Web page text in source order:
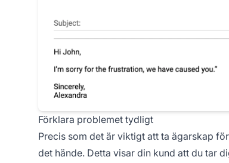
Förklara problemet tydligt
Precis som det är viktigt att ta ägarskap
det hände. Detta visar din kund att du tar